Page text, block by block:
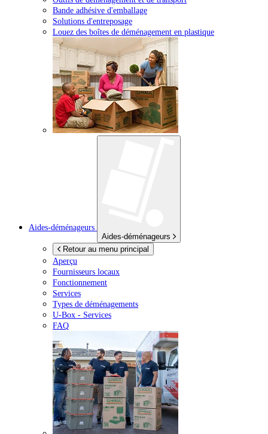
Bande adhésive d'emballage
Solutions d'entreposage
Louez des boîtes de déménagement en plastique
Aides-déménageurs
Aides-déménageurs
Retour au menu principal
Aperçu
Fournisseurs locaux
Fonctionnement
Services
Types de déménagements
U-Box - Services
FAQ